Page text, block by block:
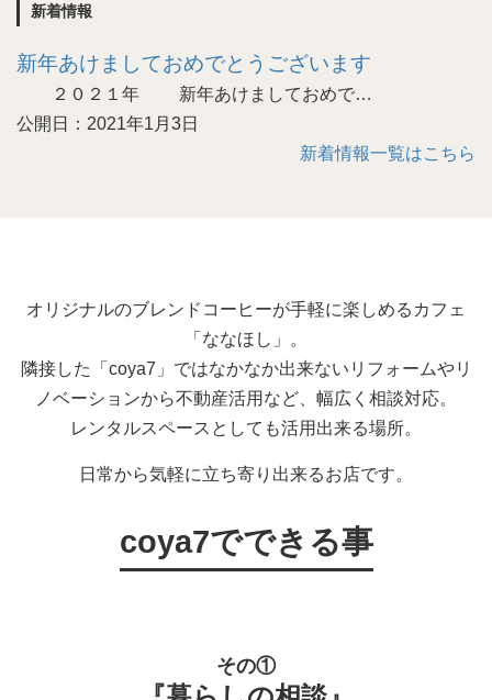
新着情報
新年あけましておめでとうございます
２０２１年 新年あけましておめで…
公開日：2021年1月3日
新着情報一覧はこちら
オリジナルのブレンドコーヒーが手軽に楽しめるカフェ
「ななほし」。
隣接した「coya7」ではなかなか出来ないリフォームやリ
ノベーションから不動産活用など、幅広く相談対応。
レンタルスペースとしても活用出来る場所。
日常から気軽に立ち寄り出来るお店です。
coya7でできる事
その①